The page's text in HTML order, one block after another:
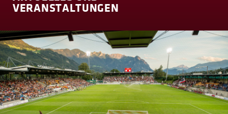
VERANSTAL­TUNGEN